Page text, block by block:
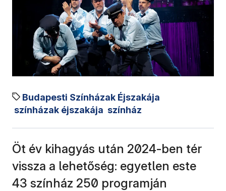
Budapesti Színházak Éjszakája
színházak éjszakája színház
Öt év kihagyás után 2024-ben tér
vissza a lehetőség: egyetlen este
43 színház 250 programján